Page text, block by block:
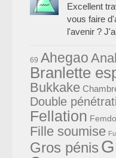
Excellent
vous faire
l'avenir ?
69 Ahegao Anal
Branlette
Bukkake
Double
Fellation
Fille soumise
Gros pénis